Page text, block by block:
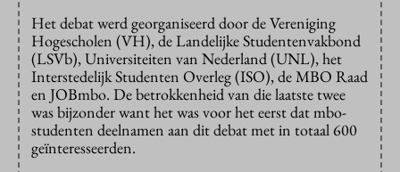
Het debat werd georganiseerd door de Vereniging
Hogescholen (VH), de Landelijke Studentenvakbond
(LSVb), Universiteiten van Nederland (UNL), het
Interstedelijk Studenten Overleg (ISO), de MBO Raad
en JOBmbo. De betrokkenheid van die laatste twee
was bijzonder want het was voor het eerst dat mbo-
studenten deelnamen aan dit debat met in totaal 600
geïnteresseerden.